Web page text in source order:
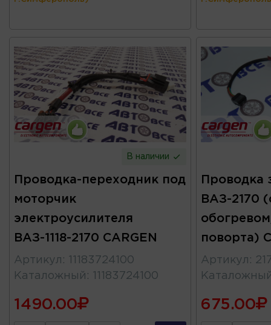
В наличии
Проводка-переходник под
моторчик
электроусилителя
ВАЗ-1118-2170 CARGEN
Артикул :
11183724100
Каталожный : 11183724100
1490.00
Проводка
ВАЗ-2170
поворта)
Артикул :
675.00